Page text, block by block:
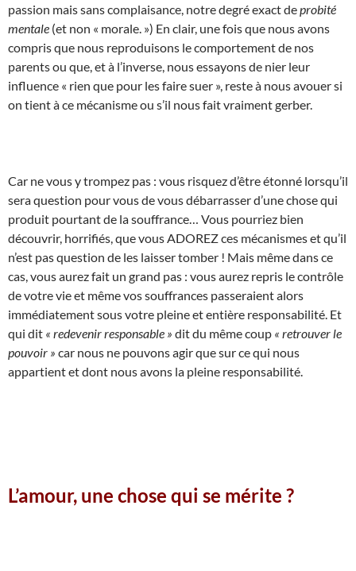
passion mais sans complaisance, notre degré exact deprobité
mentale (et non « morale. ») En clair, une fois que nous avons
compris que nous reproduisons le comportement de nos
parents ou que, et à l’inverse, nous essayons de nier leur
influence « rien que pour les faire suer », reste à nous avouer si
on tient à ce mécanisme ou s’il nous fait vraiment gerber.
Car ne vous y trompez pas : vous risquez d’être étonné lorsqu’il
sera question pour vous de vous débarrasser d’une chose qui
produit pourtant de la souffrance… Vous pourriez bien
découvrir, horrifiés, que vous ADOREZ ces mécanismes et qu’il
n’est pas question de les laisser tomber ! Mais même dans ce
cas, vous aurez fait un grand pas : vous aurez repris le contrôle
de votre vie et même vos souffrances passeraient alors
immédiatement sous votre pleine et entière responsabilité. Et
qui dit « redevenir responsable » dit du même coup « retrouver le
pouvoir » car nous ne pouvons agir que sur ce qui nous
appartient et dont nous avons la pleine responsabilité.
L’amour, une chose qui se mérite ?